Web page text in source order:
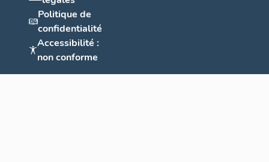
Politique de
confidentialité
Accessibilité :
non conforme